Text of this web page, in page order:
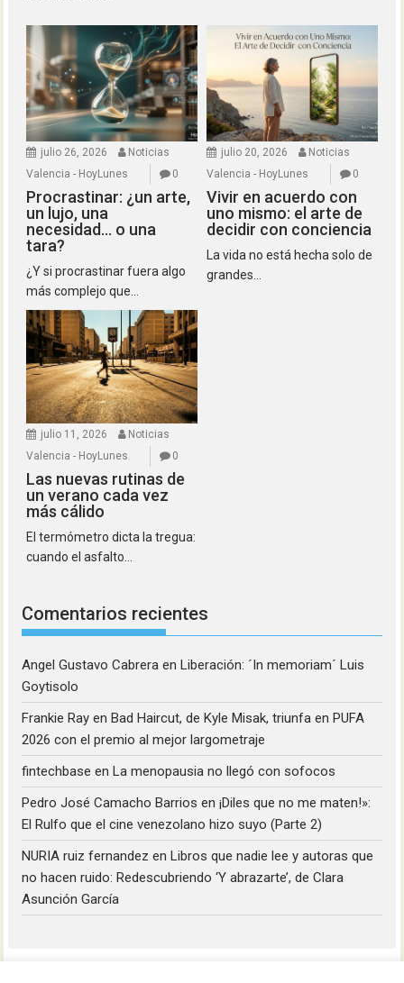
julio 26, 2026
Noticias
Valencia - HoyLunes
0
Procrastinar: ¿un arte,
un lujo, una
necesidad… o una
tara?
¿Y si procrastinar fuera algo
más complejo que...
julio 20, 2026
Noticias
Valencia - HoyLunes
0
Vivir en acuerdo con
uno mismo: el arte de
decidir con conciencia
La vida no está hecha solo de
grandes...
julio 11, 2026
Noticias
Valencia - HoyLunes
0
Las nuevas rutinas de
un verano cada vez
más cálido
El termómetro dicta la tregua:
cuando el asfalto...
Comentarios recientes
Angel Gustavo Cabrera enLiberación: ´In memoriam´ Luis
Goytisolo
Frankie Ray enBad Haircut, de Kyle Misak, triunfa en PUFA
2026 con el premio al mejor largometraje
fintechbase enLa menopausia no llegó con sofocos
Pedro José Camacho Barrios en¡Diles que no me maten!»:
El Rulfo que el cine venezolano hizo suyo (Parte 2)
NURIA ruiz fernandez enLibros que nadie lee y autoras que
no hacen ruido: Redescubriendo ‘Y abrazarte’, de Clara
Asunción García